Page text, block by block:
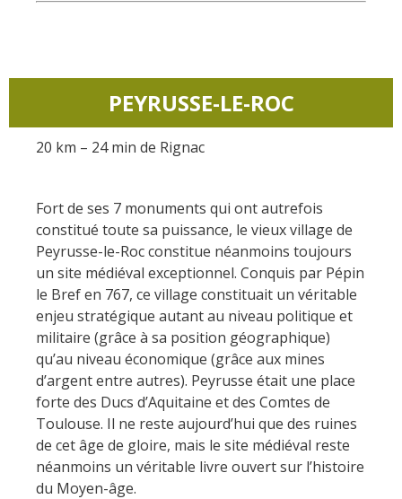
PEYRUSSE-LE-ROC
20 km – 24 min de Rignac
Fort de ses 7 monuments qui ont autrefois
constitué toute sa puissance, le vieux village de
Peyrusse-le-Roc constitue néanmoins toujours
un site médiéval exceptionnel. Conquis par Pépin
le Bref en 767, ce village constituait un véritable
enjeu stratégique autant au niveau politique et
militaire (grâce à sa position géographique)
qu’au niveau économique (grâce aux mines
d’argent entre autres). Peyrusse était une place
forte des Ducs d’Aquitaine et des Comtes de
Toulouse. Il ne reste aujourd’hui que des ruines
de cet âge de gloire, mais le site médiéval reste
néanmoins un véritable livre ouvert sur l’histoire
du Moyen-âge.